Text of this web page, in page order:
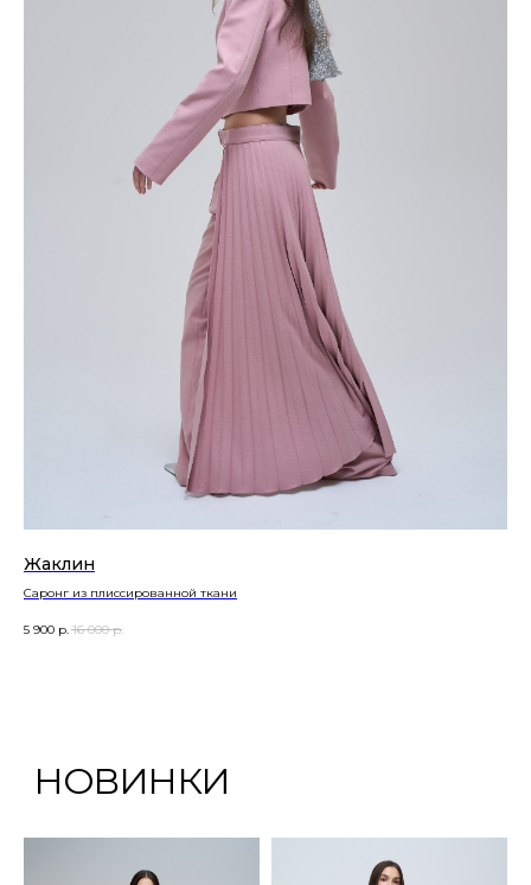
Жаклин
Саронг из плиссированной ткани
5 900 р. 16 000 р.